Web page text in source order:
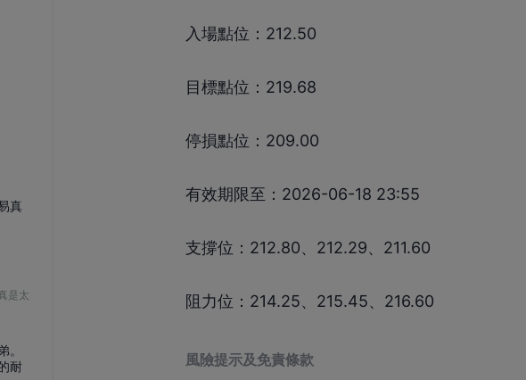
入場點位：212.50
目標點位：219.68
停損點位：209.00
有效期限至：2026-06-18 23:55
支撐位：212.80、212.29、211.60
阻力位：214.25、215.45、216.60
風險提示及免責條款